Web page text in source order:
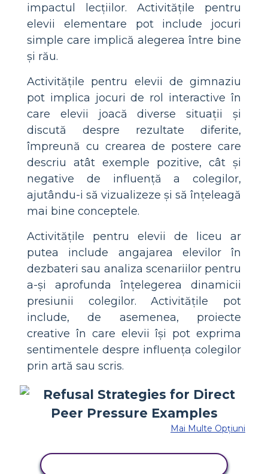
impactul lecțiilor. Activitățile pentru
elevii elementare pot include jocuri
simple care implică alegerea între bine
și rău.
Activitățile pentru elevii de gimnaziu
pot implica jocuri de rol interactive în
care elevii joacă diverse situații și
discută despre rezultate diferite,
împreună cu crearea de postere care
descriu atât exemple pozitive, cât și
negative de influență a colegilor,
ajutându-i să vizualizeze și să înțeleagă
mai bine conceptele.
Activitățile pentru elevii de liceu ar
putea include angajarea elevilor în
dezbateri sau analiza scenariilor pentru
a-și aprofunda înțelegerea dinamicii
presiunii colegilor. Activitățile pot
include, de asemenea, proiecte
creative în care elevii își pot exprima
sentimentele despre influența colegilor
prin artă sau scris.
Mai Multe Opțiuni